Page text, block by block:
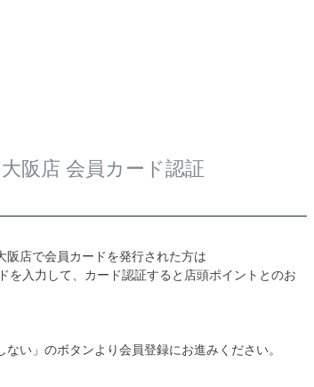
阪店 会員カード認証
店で会員カードを発行された方は
を入力して、カード認証すると店頭ポイントとのお
い」のボタンより会員登録にお進みください。